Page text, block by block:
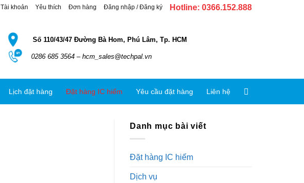
Tài khoản Yêu thích Đơn hàng Đăng nhập / Đăng ký Hotline: 0366.152.888
Số 110/43/47 Đường Bà Hom, Phú Lâm, Tp. HCM
0286 685 3564 – hcm_sales@techpal.vn
Lịch đặt hàng Đặt hàng IC hiếm Yêu cầu đặt hàng Liên hệ
Danh mục bài viết
Đặt hàng IC hiếm
Dịch vụ